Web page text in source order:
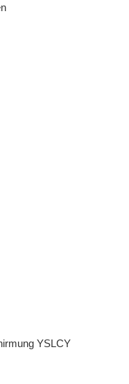
YSLCY